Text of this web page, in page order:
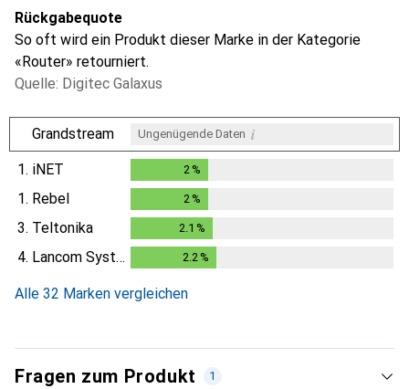
Rückgabequote
So oft wird ein Produkt dieser Marke in der Kategorie
«Router» retourniert.
Quelle: Digitec Galaxus
Grandstream Ungenügende Daten i
1. iNET 2 %
1. Rebel 2 %
3. Teltonika 2.1 %
4. Lancom Systems 2.2%
Alle 32 Marken vergleichen
Fragen zum Produkt 1